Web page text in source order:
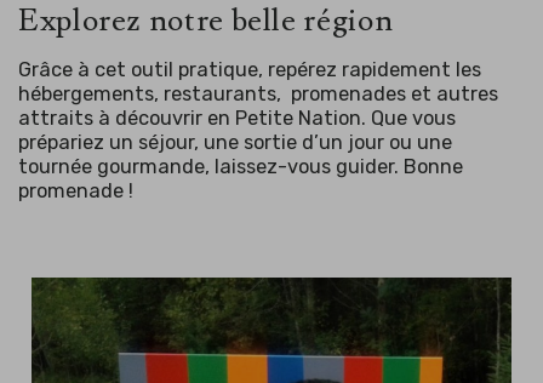
Explorez notre belle région
Grâce à cet outil pratique, repérez rapidement les
hébergements, restaurants, promenades et autres
attraits à découvrir en Petite Nation. Que vous
prépariez un séjour, une sortie d’un jour ou une
tournée gourmande, laissez-vous guider. Bonne
promenade !